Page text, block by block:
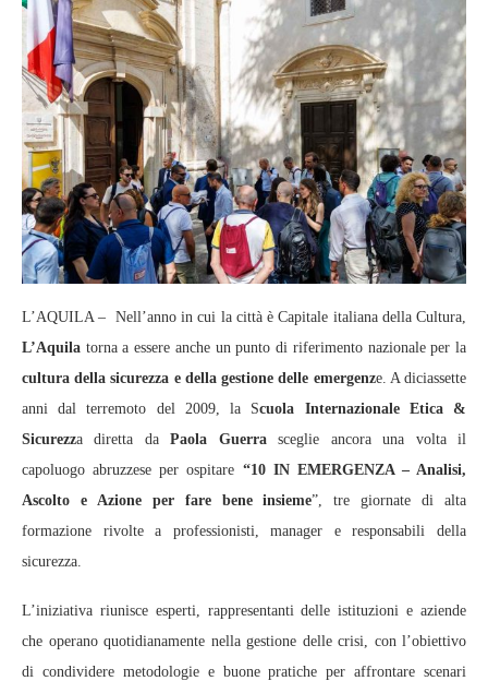
L’AQUILA – Nell’anno in cui la città è Capitale italiana della Cultura,
L’Aquila torna a essere anche un punto di riferimento nazionale per la
cultura della sicurezza e della gestione delle emergenze. A diciassette
anni dal terremoto del 2009, la Scuola Internazionale Etica &
Sicurezza diretta daPaola Guerrasceglie ancora una volta il
capoluogo abruzzese per ospitare “10 IN EMERGENZA – Analisi,
Ascolto e Azione per fare bene insieme”, tre giornate di alta
formazione rivolte a professionisti, manager e responsabili della
sicurezza.
L’iniziativa riunisce esperti, rappresentanti delle istituzioni e aziende
che operano quotidianamente nella gestione delle crisi, con l’obiettivo
di condividere metodologie e buone pratiche per affrontare scenari